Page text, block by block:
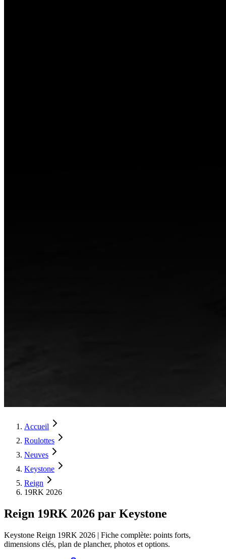
Accueil
Roulottes
Neuves
Keystone
Reign
19RK 2026
Reign 19RK 2026 par Keystone
Keystone Reign 19RK 2026 | Fiche complète: points forts,
dimensions clés, plan de plancher, photos et options.